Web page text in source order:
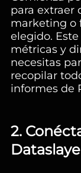
para extraer
marketing o
elegido.
métricas y
necesitas
recopilar
informes de
2.